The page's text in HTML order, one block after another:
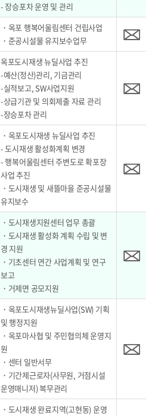
- 장승포차 운영 및 관리
・옥포 행복어울림센터 건립사업
・준공시설물 유지보수업무
옥포도시재생 뉴딜사업 추진
-예산(정산)관리, 기금관리
-실적보고, SW사업지원
-상급기관 및 의회제출 자료 관리
-장승포차 관리
・옥포도시재생 뉴딜사업 추진
- 도시재생 활성화계획 변경
- 행복어울림센터 주변도로 확포장
사업 추진
・도시재생 및 새뜰마을 준공시설물
유지보수
・도시재생지원센터 업무 총괄
・도시재생 활성화 계획 수립 및 변
경 지원
・기초센터 연간 사업계획 및 연구
보고
・거제면 공모지원
・옥포도시재생뉴딜사업(SW) 기획
및 행정지원
・옥포마사협 및 주민협의체 운영지
원
・센터 일반서무
・기간제근로자(사무원, 거점시설
운영매니저) 복무관리
・도시재생 완료지역(고현동) 운영